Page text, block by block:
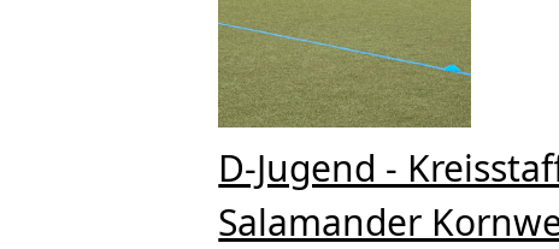
D-Jugend -
Salamander